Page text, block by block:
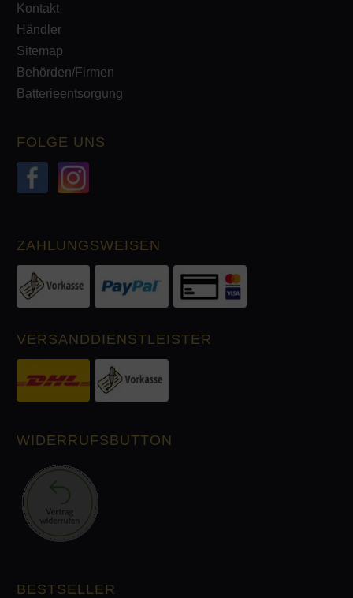
Kontakt
Händler
Sitemap
Behörden/Firmen
Batterieentsorgung
FOLGE UNS
ZAHLUNGSWEISEN
VERSANDDIENSTLEISTER
WIDERRUFSBUTTON
BESTSELLER